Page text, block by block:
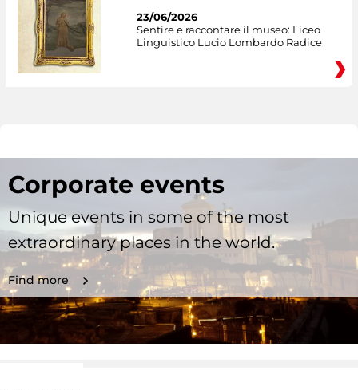
23/06/2026
Sentire e raccontare il museo: Liceo
Linguistico Lucio Lombardo Radice
Corporate events
Unique events in some of the most
extraordinary places in the world.
Find more